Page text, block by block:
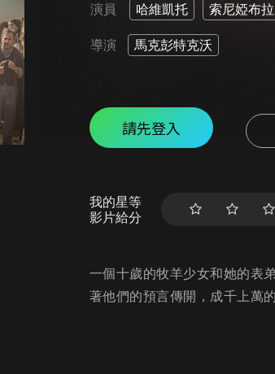
演員 哈維凱托 索尼婭布
導演 馬克彭特克沃
請先登入
我的星等
影片給分
一個十歲的牧羊少女和她的表
著他們的預言傳開，成千上萬